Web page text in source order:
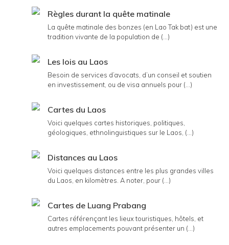
Règles durant la quête matinale
La quête matinale des bonzes (en Lao Tak bat) est une
tradition vivante de la population de (...)
Les lois au Laos
Besoin de services d’avocats, d’un conseil et soutien
en investissement, ou de visa annuels pour (...)
Cartes du Laos
Voici quelques cartes historiques, politiques,
géologiques, ethnolinguistiques sur le Laos, (...)
Distances au Laos
Voici quelques distances entre les plus grandes villes
du Laos, en kilomètres. A noter, pour (...)
Cartes de Luang Prabang
Cartes référençant les lieux touristiques, hôtels, et
autres emplacements pouvant présenter un (...)